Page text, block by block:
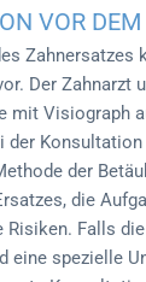
VOR
Zahnersatzes
Der Zahnarzt
mit Visiograph
der
der
die
Risiken. Falls
eine spezielle